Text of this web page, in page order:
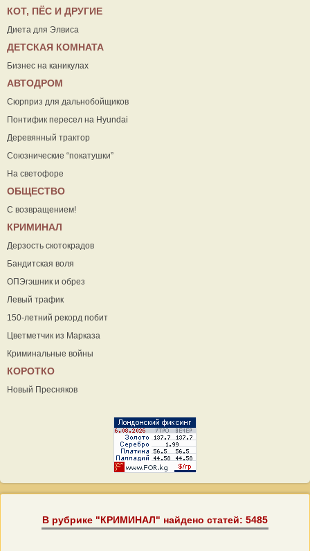
КОТ, ПЁС И ДРУГИЕ
Диета для Элвиса
ДЕТСКАЯ КОМНАТА
Бизнес на каникулах
АВТОДРОМ
Сюрприз для дальнобойщиков
Понтифик пересел на Hyundai
Деревянный трактор
Союзнические “покатушки”
На светофоре
ОБЩЕСТВО
С возвращением!
КРИМИНАЛ
Дерзость скотокрадов
Бандитская воля
ОПЭгэшник и обрез
Левый трафик
150-летний рекорд побит
Цветметчик из Марказа
Криминальные войны
КОРОТКО
Новый Пресняков
В рубрике "КРИМИНАЛ" найдено статей: 5485